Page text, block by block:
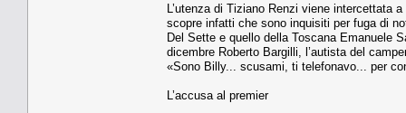
L’utenza di Tiziano Renzi viene intercettata
scopre infatti che sono inquisiti per fuga di
Del Sette e quello della Toscana Emanuele
dicembre Roberto Bargilli, l’autista del
«Sono Billy... scusami, ti telefonavo... per
L’accusa al premier